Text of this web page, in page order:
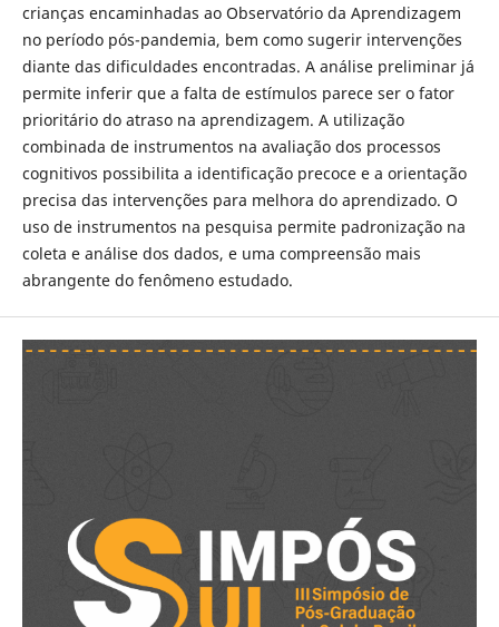
crianças encaminhadas ao Observatório da Aprendizagem
no período pós-pandemia, bem como sugerir intervenções
diante das dificuldades encontradas. A análise preliminar já
permite inferir que a falta de estímulos parece ser o fator
prioritário do atraso na aprendizagem. A utilização
combinada de instrumentos na avaliação dos processos
cognitivos possibilita a identificação precoce e a orientação
precisa das intervenções para melhora do aprendizado. O
uso de instrumentos na pesquisa permite padronização na
coleta e análise dos dados, e uma compreensão mais
abrangente do fenômeno estudado.